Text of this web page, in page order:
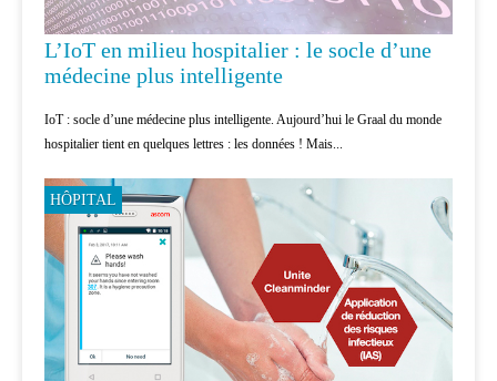
L’IoT en milieu hospitalier : le socle d’une
médecine plus intelligente
IoT : socle d’une médecine plus intelligente. Aujourd’hui le Graal du monde
hospitalier tient en quelques lettres : les données ! Mais...
HÔPITAL